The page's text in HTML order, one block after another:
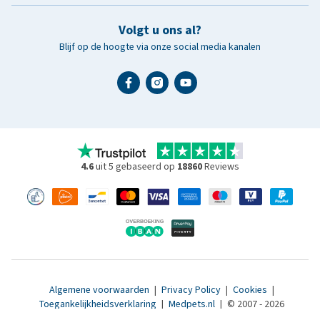
Volgt u ons al?
Blijf op de hoogte via onze social media kanalen
4.6uit 5 gebaseerd op 18860Reviews
Algemene voorwaarden | Privacy Policy | Cookies |
Toegankelijkheidsverklaring | Medpets.nl | © 2007 - 2026